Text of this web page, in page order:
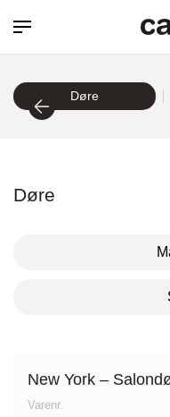
Døre
Døre
New York –
Varenr.